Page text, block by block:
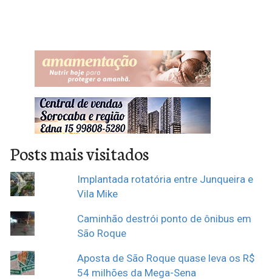
Posts mais visitados
Implantada rotatória entre Junqueira e
Vila Mike
Caminhão destrói ponto de ônibus em
São Roque
Aposta de São Roque quase leva os R$
54 milhões da Mega-Sena